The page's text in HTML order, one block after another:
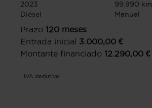
2023
99.990 km
Diésel
Manual
Prazo 120 meses
Entrada inicial 3.000,00 €
Montante financiado 12.290,00 €
IVA dedutível